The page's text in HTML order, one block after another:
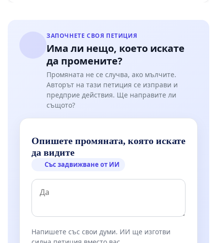
ЗАПОЧНЕТЕ СВОЯ ПЕТИЦИЯ
Има ли нещо, което искате
да промените?
Промяната не се случва, ако мълчите.
Авторът на тази петиция се изправи и
предприе действия. Ще направите ли
същото?
Опишете промяната, която искате
да видите
Със задвижване от ИИ
Напишете със свои думи. ИИ ще изготви